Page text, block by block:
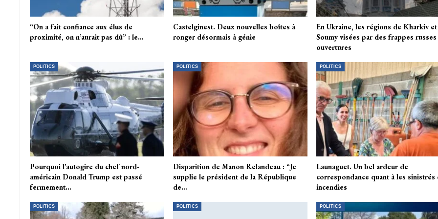
“On a fait confiance aux élus de
proximité, on n’aurait pas dû” : le…
Castelginest. Deux nouvelles boîtes à
ronger désormais à génie
En Ukraine, les régions de Kharkiv et
Soumy visées par des frappes russes
ouvertures
POLITICS
Pourquoi l’autogire du chef nord-
américain Donald Trump est passé
fermement…
POLITICS
Disparition de Manon Relandeau : “Je
supplie le président de la République
de…
POLITICS
Launaguet. Un bel ardeur de
correspondance quant à les sinistrés
incendies
POLITICS POLITICS POLITICS